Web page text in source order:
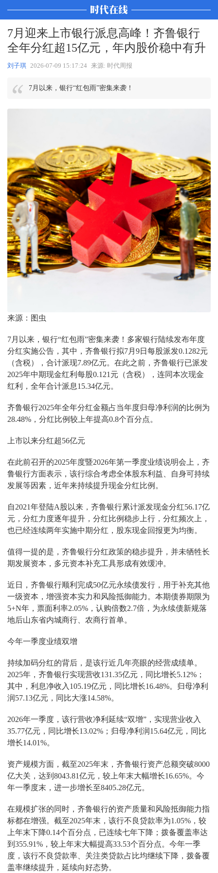
7月迎来上市银行派息高峰！齐鲁银行
全年分红超15亿元，年内股价稳中有升
刘子琪 2026-07-09 15:17:24 来源: 时代周报
7月以来，银行“红包雨”密集来袭！
来源：图虫
7月以来，银行“红包雨”密集来袭！多家银行陆续发布年度
分红实施公告，其中，齐鲁银行拟7月9日每股派发0.1282元
（含税），合计派现7.89亿元。在此之前，齐鲁银行已派发
2025年中期现金红利每股0.121元（含税），连同本次现金
红利，全年合计派息15.34亿元。
齐鲁银行2025年全年分红金额占当年度归母净利润的比例为
28.48%，分红比例较上年提高0.8个百分点。
上市以来分红超56亿元
在此前召开的2025年度暨2026年第一季度业绩说明会上，齐
鲁银行方面表示，该行综合考虑全体股东利益、自身可持续
发展等因素，近年来持续提升现金分红比例。
自2021年登陆A股以来，齐鲁银行累计派发现金分红56.17亿
元，分红力度逐年提升，分红比例稳步上行，分红频次上，
也已经连续两年实施中期分红，股东现金回报更为均衡。
值得一提的是，齐鲁银行分红政策的稳步提升，并未牺牲长
期发展资本，多元资本补充工具形成有效缓冲。
近日，齐鲁银行顺利完成50亿元永续债发行，用于补充其他
一级资本，增强资本实力和风险抵御能力。本期债券期限为
5+N年，票面利率2.05%，认购倍数2.7倍，为永续债新规落
地后山东省内城商行、农商行首单。
今年一季度业绩双增
持续加码分红的背后，是该行近几年亮眼的经营成绩单。
2025年，齐鲁银行实现营收131.35亿元，同比增长5.12%；
其中，利息净收入105.19亿元，同比增长16.48%。归母净利
润57.13亿元，同比大涨14.58%。
2026年一季度，该行营收净利延续“双增”，实现营业收入
35.77亿元，同比增长13.02%；归母净利润15.64亿元，同比
增长14.01%。
资产规模方面，截至2025年末，齐鲁银行资产总额突破8000
亿大关，达到8043.81亿元，较上年末大幅增长16.65%。今
年一季度末，进一步增长至8405.28亿元。
在规模扩张的同时，齐鲁银行的资产质量和风险抵御能力指
标都在增强。截至2025年末，该行不良贷款率为1.05%，较
上年末下降0.14个百分点，已连续七年下降；拨备覆盖率达
到355.91%，较上年末大幅提高33.53个百分点。今年一季
度，该行不良贷款率、关注类贷款占比均继续下降，拨备覆
盖率继续提升，延续向好态势。